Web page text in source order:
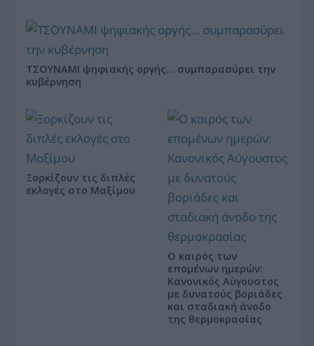
ΤΣΟΥΝΑΜΙ ψηφιακής οργής… συμπαρασύρει την
κυβέρνηση
Ξορκίζουν τις διπλές
εκλογές στο Μαξίμου
Ο καιρός των
επομένων ημερών:
Κανονικός Αύγουστος
με δυνατούς βοριάδες
και σταδιακή άνοδο
της θερμοκρασίας